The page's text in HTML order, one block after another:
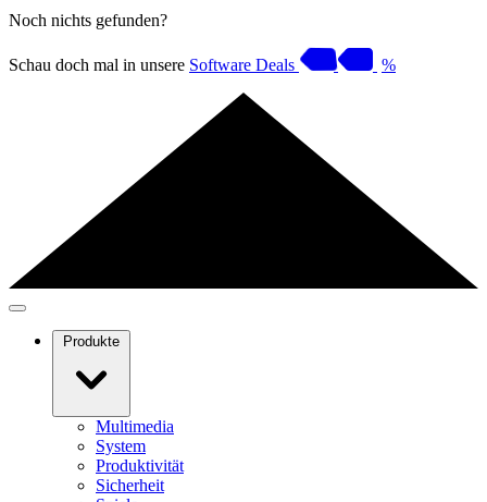
Noch nichts gefunden?
Schau doch mal in unsere Software Deals %
Produkte
Multimedia
System
Produktivität
Sicherheit